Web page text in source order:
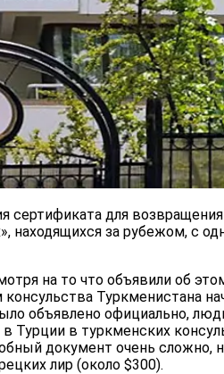
для возвращения
находящихся за рубежом, с
на то что объявили об
Туркменистана
объявлено официально,
Турции в туркменских
документ очень сложно,
лир (около $300).